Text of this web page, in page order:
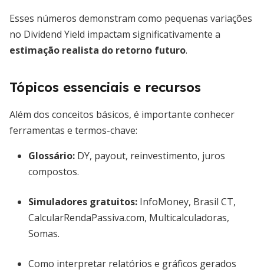
Esses números demonstram como pequenas variações
no Dividend Yield impactam significativamente a
estimação realista do retorno futuro.
Tópicos essenciais e recursos
Além dos conceitos básicos, é importante conhecer
ferramentas e termos-chave:
Glossário: DY, payout, reinvestimento, juros
compostos.
Simuladores gratuitos: InfoMoney, Brasil CT,
CalcularRendaPassiva.com, Multicalculadoras,
Somas.
Como interpretar relatórios e gráficos gerados